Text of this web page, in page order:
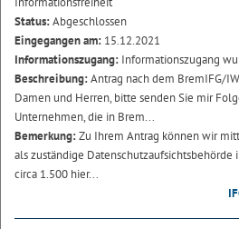
Status:Abgeschlossen
Eingegangen am: 15.12.2021
Informationszugang: Informationszugang
Beschreibung:Antrag nach dem BremIFG/
Damen und Herren, bitte senden Sie mir
Unternehmen, die in Brem...
Bemerkung:Zu Ihrem Antrag können wir
als zuständige
circa 1.500 hier...